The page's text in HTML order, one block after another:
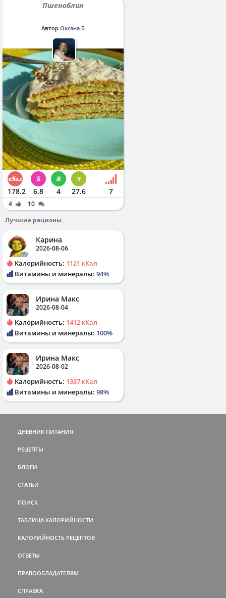
Пшеноблин
Автор Оксана Б
178.2 6.8 4 27.6 7
4
10
Лучшие рационы
Карина
2026-08-06
Калорийность: 1121 кКал
Витамины и минералы: 94%
Ирина Макс
2026-08-04
Калорийность: 1412 кКал
Витамины и минералы: 100%
Ирина Макс
2026-08-02
Калорийность: 1387 кКал
Витамины и минералы: 98%
ДНЕВНИК ПИТАНИЯ
РЕЦЕПТЫ
БЛОГИ
СТАТЬИ
ПОИСК
ТАБЛИЦА КАЛОРИЙНОСТИ
КАЛОРИЙНОСТЬ РЕЦЕПТОВ
ОТВЕТЫ
ПРАВООБЛАДАТЕЛЯМ
СПРАВКА